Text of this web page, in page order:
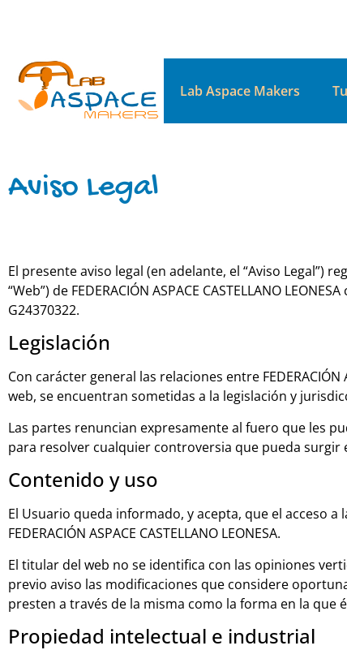
Lab Aspace Makers
Aviso Legal
El presente aviso legal (en adelante, el “Aviso Legal”)
“Web”) de FEDERACIÓN ASPACE CASTELLANO
G24370322.
Legislación
Con carácter general las relaciones entre
web, se encuentran sometidas a la legislación y
Las partes renuncian expresamente al fuero que les
para resolver cualquier controversia que pueda
Contenido y uso
El Usuario queda informado, y acepta, que el acceso
FEDERACIÓN ASPACE CASTELLANO LEONESA.
El titular del web no se identifica con las opiniones
previo aviso las modificaciones que considere
presten a través de la misma como la forma en la que
Propiedad intelectual e industrial